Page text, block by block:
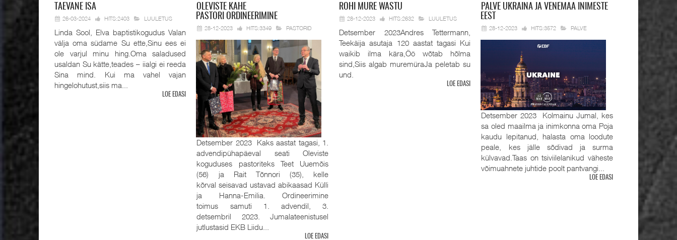
TAEVANE ISA
26-03-2024 HITS:2403 LUULETUS
Linda Sool, Elva baptistikogudus Valan
välja oma südame Su ette,Sinu ees ei
ole varjul minu hing.Oma saladused
usaldan Su kätte,teades – iialgi ei reeda
Sina mind. Kui ma vahel vajan
hingelohutust,siis ma...
LOE EDASI
OLEVISTE KAHE
PASTORI ORDINEERIMINE
28-12-2023 HITS:3349 PASTORID
Detsember 2023 Kaks aastat tagasi, 1.
advendipühapäeval seati Oleviste
koguduses pastoriteks Teet Uuemõis
(56) ja Rait Tõnnori (35), kelle
kõrval seisavad ustavad abikaasad Külli
ja Hanna-Emilia. Ordineerimine
toimus samuti 1. advendil, 3.
detsembril 2023. Jumalateenistusel
jutlustasid EKB Liidu...
LOE EDASI
ROHI MURE WASTU
28-12-2023 HITS:2632 LUULETUS
Detsember 2023Andres Tettermann,
Teekäija asutaja 120 aastat tagasi Kui
waikib ilma kära,Öö wõtab hõlma
sind,Siis algab muremüraJa peletab su
und.
LOE EDASI
PALVE UKRAINA JA VENEMAA INIMESTE
EEST
28-12-2023 HITS:3572 PALVE
Detsember 2023 Kolmainu Jumal, kes
sa oled maailma ja inimkonna oma Poja
kaudu lepitanud, halasta oma loodute
peale, kes jälle sõdivad ja surma
külvavad.Taas on tsiviilelanikud väheste
võimuahnete juhtide poolt pantvangi...
LOE EDASI